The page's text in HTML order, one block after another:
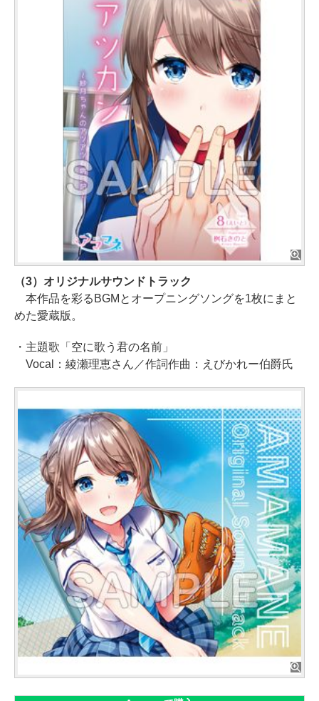
（3）オリジナルサウンドトラック
本作品を彩るBGMとオープニングソングを1枚にまと
めた愛蔵版。
・主題歌「空に歌う君の名前」
Vocal：綾瀬理恵さん／作詞作曲：えびかれー伯爵氏